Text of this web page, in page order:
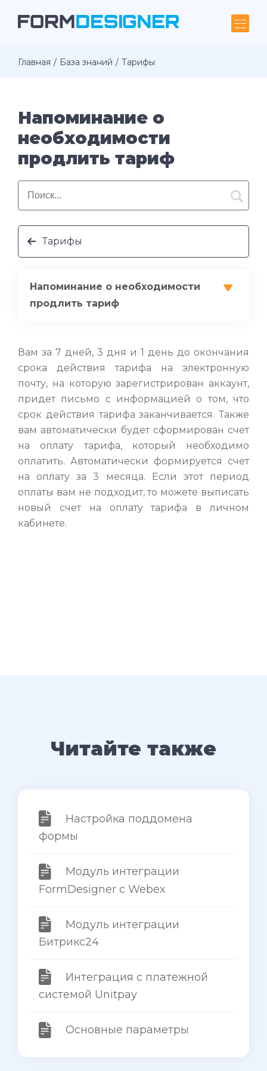
Главная База знаний Тарифы
Напоминание о
необходимости
продлить тариф
Тарифы
Напоминание о необходимости
продлить тариф
Вам за 7 дней, 3 дня и 1 день до окончания
срока действия тарифа на электронную
почту, на которую зарегистрирован аккаунт,
придет письмо с информацией о том, что
срок действия тарифа заканчивается. Также
вам автоматически будет сформирован счет
на оплату тарифа, который необходимо
оплатить. Автоматически формируется счет
на оплату за 3 месяца. Если этот период
оплаты вам не подходит, то можете выписать
новый счет на оплату тарифа в личном
кабинете.
Читайте также
Настройка поддомена
формы
Модуль интеграции
FormDesigner с Webex
Модуль интеграции
Битрикс24
Интеграция с платежной
системой Unitpay
Основные параметры